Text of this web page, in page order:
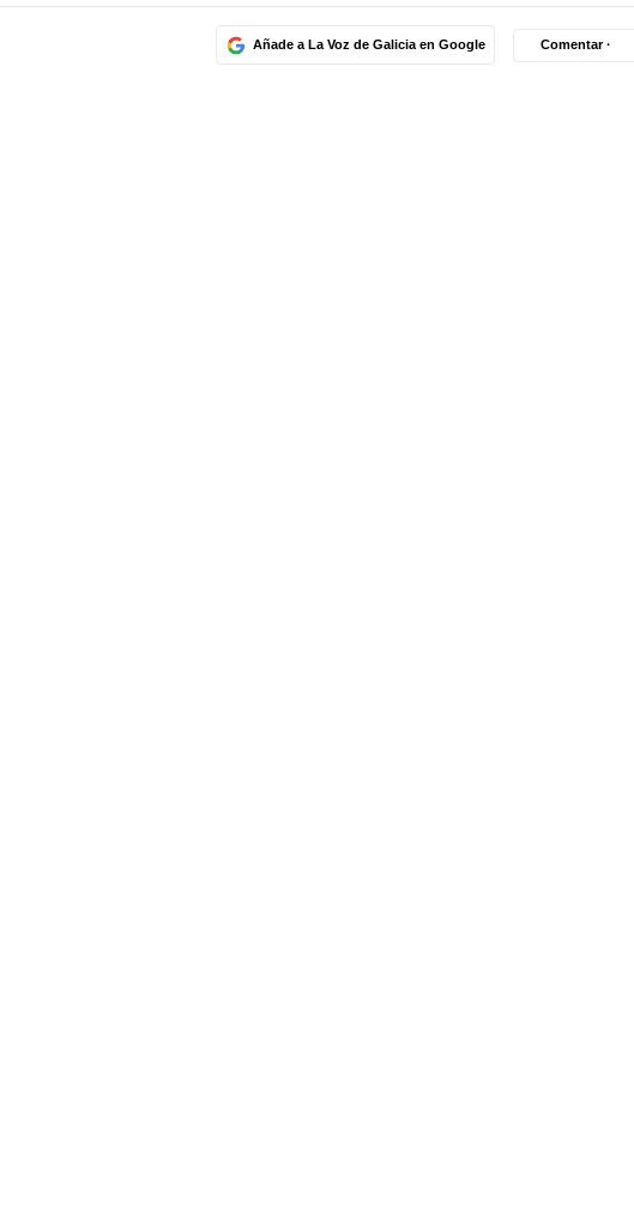
Añade a La Voz de Galicia en Google Comentar ·